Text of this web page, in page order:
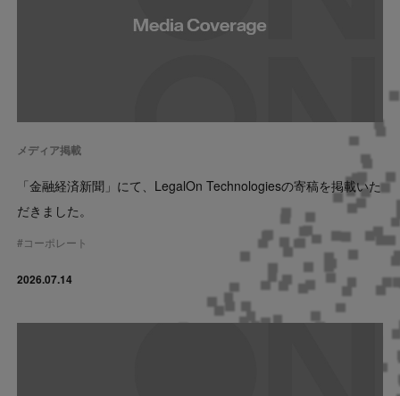
Contact
US website
メディア掲載
「金融経済新聞」にて、LegalOn Technologiesの寄稿を掲載いた
だきました。
#コーポレート
2026.07.14